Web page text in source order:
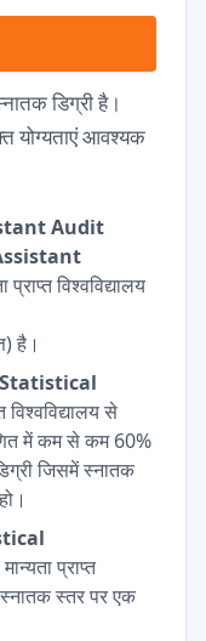
डिग्री है।
योग्यताएं आवश्यक
Audit
प्राप्त विश्वविद्यालय
है।
Statistical
विश्वविद्यालय से
में कम से कम 60%
जिसमें स्नातक
प्राप्त
स्नातक स्तर पर एक